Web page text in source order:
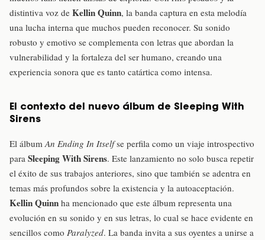
distintiva voz de Kellin Quinn, la banda captura en esta melodía
una lucha interna que muchos pueden reconocer. Su sonido
robusto y emotivo se complementa con letras que abordan la
vulnerabilidad y la fortaleza del ser humano, creando una
experiencia sonora que es tanto catártica como intensa.
El contexto del nuevo álbum de Sleeping With
Sirens
El álbum An Ending In Itselfse perfila como un viaje introspectivo
para Sleeping With Sirens. Este lanzamiento no solo busca repetir
el éxito de sus trabajos anteriores, sino que también se adentra en
temas más profundos sobre la existencia y la autoaceptación.
Kellin Quinn ha mencionado que este álbum representa una
evolución en su sonido y en sus letras, lo cual se hace evidente en
sencillos como Paralyzed. La banda invita a sus oyentes a unirse a